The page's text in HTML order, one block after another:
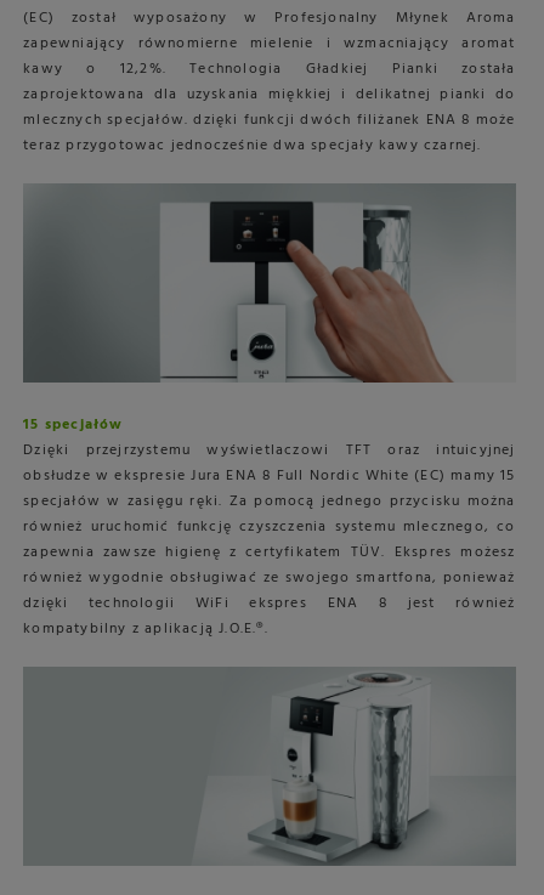
(EC) został wyposażony w Profesjonalny Młynek Aroma
zapewniający równomierne mielenie i wzmacniający aromat
kawy o 12,2%. Technologia Gładkiej Pianki została
zaprojektowana dla uzyskania miękkiej i delikatnej pianki do
mlecznych specjałów. dzięki funkcji dwóch filiżanek ENA 8 może
teraz przygotowac jednocześnie dwa specjały kawy czarnej.
15 specjałów
Dzięki przejrzystemu wyświetlaczowi TFT oraz intuicyjnej
obsłudze w ekspresie Jura ENA 8 Full Nordic White (EC) mamy 15
specjałów w zasięgu ręki. Za pomocą jednego przycisku można
również uruchomić funkcję czyszczenia systemu mlecznego, co
zapewnia zawsze higienę z certyfikatem TÜV. Ekspres możesz
również wygodnie obsługiwać ze swojego smartfona, ponieważ
dzięki technologii WiFi ekspres ENA 8 jest również
kompatybilny z aplikacją J.O.E.®.